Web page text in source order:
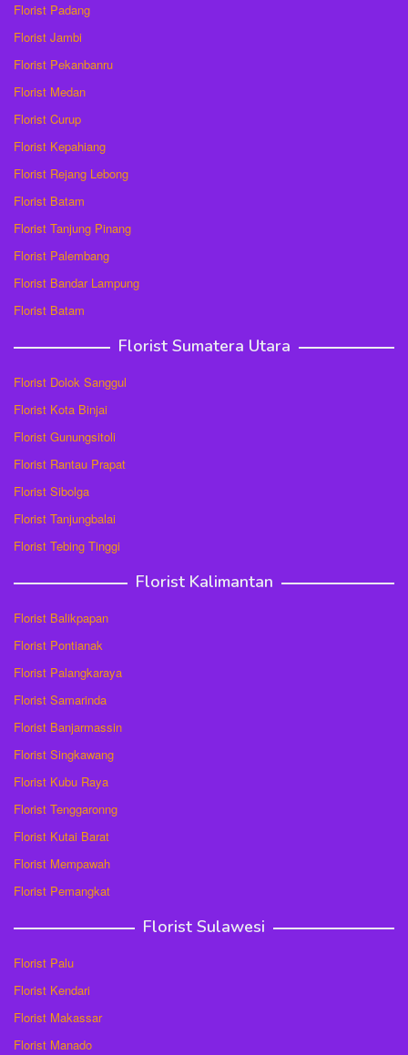
Florist Padang
Florist Jambi
Florist Pekanbanru
Florist Medan
Florist Curup
Florist Kepahiang
Florist Rejang Lebong
Florist Batam
Florist Tanjung Pinang
Florist Palembang
Florist Bandar Lampung
Florist Batam
Florist Sumatera Utara
Florist Dolok Sanggul
Florist Kota Binjai
Florist Gunungsitoli
Florist Rantau Prapat
Florist Sibolga
Florist Tanjungbalai
Florist Tebing Tinggi
Florist Kalimantan
Florist Balikpapan
Florist Pontianak
Florist Palangkaraya
Florist Samarinda
Florist Banjarmassin
Florist Singkawang
Florist Kubu Raya
Florist Tenggaronng
Florist Kutai Barat
Florist Mempawah
Florist Pemangkat
Florist Sulawesi
Florist Palu
Florist Kendari
Florist Makassar
Florist Manado